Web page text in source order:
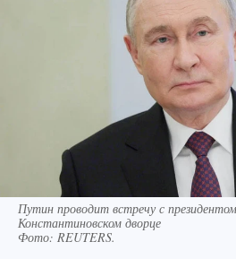
Путин проводит встречу с
Константиновском дворце
Фото: REUTERS.